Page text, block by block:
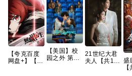
【夸克百度
网盘+】【重
【美国】校
园之外 第一
21世纪大君
夫人【共12
盛